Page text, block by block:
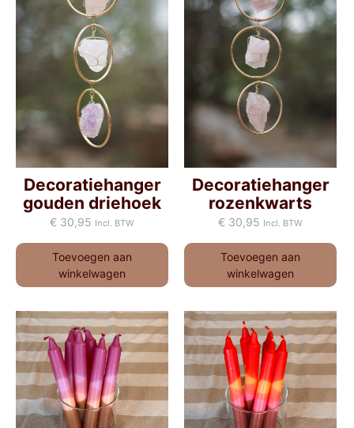
Decoratiehanger
gouden driehoek
€ 30,95 Incl. BTW
Toevoegen aan
winkelwagen
Decoratiehanger
rozenkwarts
€ 30,95 Incl. BTW
Toevoegen aan
winkelwagen